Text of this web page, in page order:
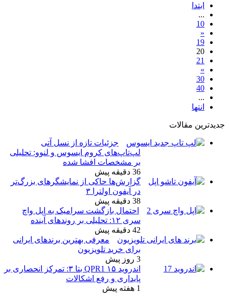
ابتدا
...
10
«
19
20
21
»
30
40
...
انتها
مقالات
جزئیات تازه از نسل آتی
لپ‌تاپ‌های کروم ایسوس و لنوو: تحلیلی
بر مشخصات افشا شده
36 دقیقه پیش
گزارش‌ها حاکی از نمایشگرهای بزرگ‌تر
در آیفون اولترا ۳
38 دقیقه پیش
احتمال بازگشت سرامیک به اپل واچ
سری ۱۲: تحلیلی بر روندهای آینده
معرفی بهترین برندهای ایرانی
برای خرید تلویزیون
اندروید ۱۵ QPR1 بتا ۳: تمرکز انحصاری بر
پایداری و رفع اشکالات